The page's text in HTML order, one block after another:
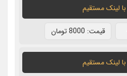
با لينک مستقيم
قيمت: 8000 تومان
با لينک مستقيم